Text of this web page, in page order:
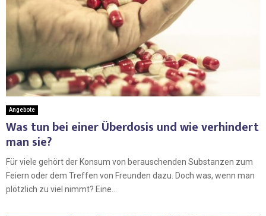
Angebote
Was tun bei einer Überdosis und wie verhindert
man sie?
Für viele gehört der Konsum von berauschenden Substanzen zum
Feiern oder dem Treffen von Freunden dazu. Doch was, wenn man
plötzlich zu viel nimmt? Eine...